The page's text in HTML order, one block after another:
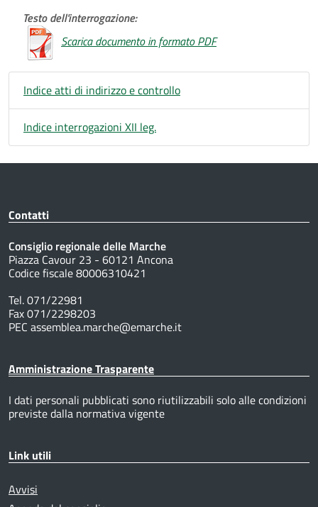
Testo dell'interrogazione:
Scarica documento in formato PDF
Indice atti di indirizzo e controllo
Indice interrogazioni XII leg.
Contatti
Consiglio regionale delle Marche
Piazza Cavour 23 - 60121 Ancona
Codice fiscale 80006310421
Tel. 071/22981
Fax 071/2298203
PEC assemblea.marche@emarche.it
Amministrazione Trasparente
I dati personali pubblicati sono riutilizzabili solo alle condizioni
previste dalla normativa vigente
Link utili
Avvisi